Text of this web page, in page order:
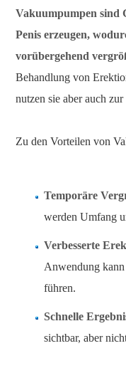
Vakuumpumpen sind
Penis erzeugen,
vorübergehend
Behandlung von
nutzen sie aber auch
Zu den Vorteilen von
Temporäre
werden Umfang
Verbesserte
Anwendung kann
führen.
Schnelle
sichtbar, aber